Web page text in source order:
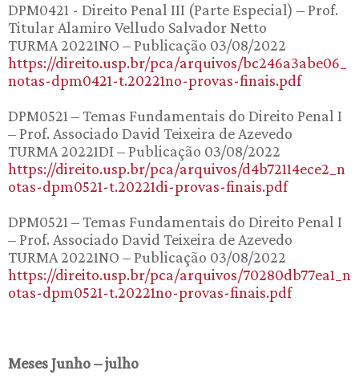
DPM0421 - Direito Penal III (Parte Especial) – Prof.
Titular Alamiro Velludo Salvador Netto
TURMA 20221NO – Publicação 03/08/2022
https://direito.usp.br/pca/arquivos/bc246a3abe06_
notas-dpm0421-t.20221no-provas-finais.pdf
DPM0521 – Temas Fundamentais do Direito Penal I
– Prof. Associado David Teixeira de Azevedo
TURMA 20221DI – Publicação 03/08/2022
https://direito.usp.br/pca/arquivos/d4b72114ece2_n
otas-dpm0521-t.20221di-provas-finais.pdf
DPM0521 – Temas Fundamentais do Direito Penal I
– Prof. Associado David Teixeira de Azevedo
TURMA 20221NO – Publicação 03/08/2022
https://direito.usp.br/pca/arquivos/70280db77ea1_n
otas-dpm0521-t.20221no-provas-finais.pdf
Meses Junho – julho